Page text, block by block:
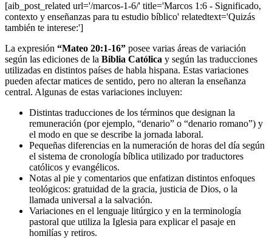
[aib_post_related url='/marcos-1-6/' title='Marcos 1:6 - Significado,
contexto y enseñanzas para tu estudio bíblico' relatedtext='Quizás
también te interese:']
La expresión “Mateo 20:1-16” posee varias áreas de variación
según las ediciones de la Biblia Católica y según las traducciones
utilizadas en distintos países de habla hispana. Estas variaciones
pueden afectar matices de sentido, pero no alteran la enseñanza
central. Algunas de estas variaciones incluyen:
Distintas traducciones de los términos que designan la
remuneración (por ejemplo, “denario” o “denario romano”) y
el modo en que se describe la jornada laboral.
Pequeñas diferencias en la numeración de horas del día según
el sistema de cronología bíblica utilizado por traductores
católicos y evangélicos.
Notas al pie y comentarios que enfatizan distintos enfoques
teológicos: gratuidad de la gracia, justicia de Dios, o la
llamada universal a la salvación.
Variaciones en el lenguaje litúrgico y en la terminología
pastoral que utiliza la Iglesia para explicar el pasaje en
homilías y retiros.